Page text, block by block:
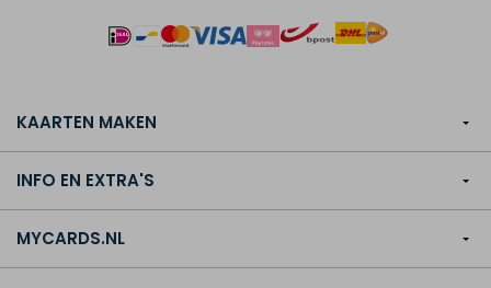
KAARTEN MAKEN
INFO EN EXTRA'S
MYCARDS.NL